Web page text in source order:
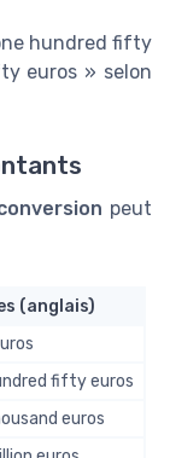
hundred fifty
euros » selon
peut
(anglais)
fifty euros
euros